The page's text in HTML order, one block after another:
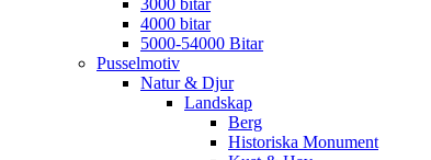
3000 bitar
4000 bitar
5000-54000 Bitar
Pusselmotiv
Natur & Djur
Landskap
Berg
Historiska Monument